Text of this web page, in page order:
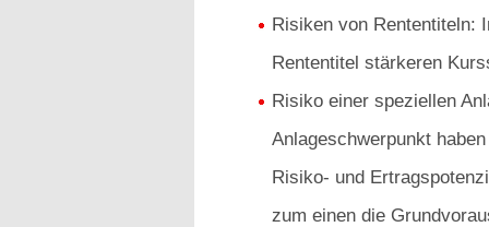
Risiken von Rententiteln:
Rententitel stärkeren
Risiko einer speziellen
Anlageschwerpunkt
Risiko- und
zum einen die